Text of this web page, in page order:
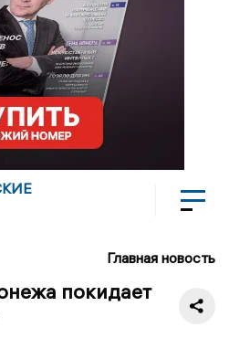
Главная новость
покидает